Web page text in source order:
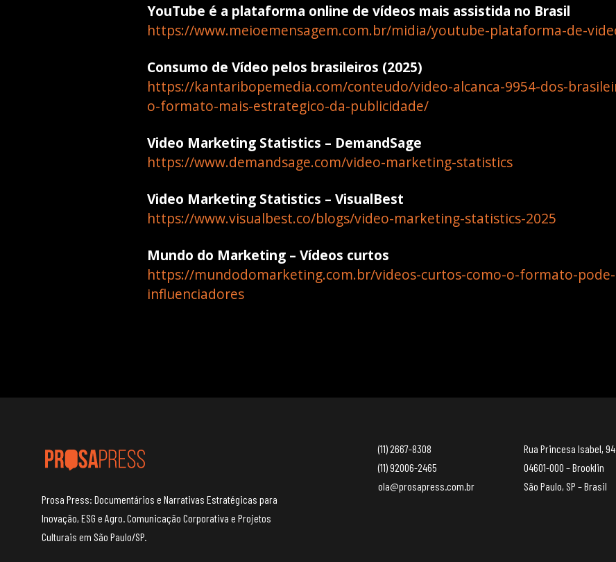
YouTube é a plataforma online de vídeos mais assistida no Brasil
https://www.meioemensagem.com.br/midia/youtube-plataforma-de-
Consumo de Vídeo pelos brasileiros (2025)
https://kantaribopemedia.com/conteudo/video-alcanca-9954-dos-
o-formato-mais-estrategico-da-publicidade/
Video Marketing Statistics – DemandSage
https://www.demandsage.com/video-marketing-statistics
Video Marketing Statistics – VisualBest
https://www.visualbest.co/blogs/video-marketing-statistics-2025
Mundo do Marketing – Vídeos curtos
https://mundodomarketing.com.br/videos-curtos-como-o-formato-
influenciadores
Prosa Press: Documentários e Narrativas Estratégicas para
Inovação, ESG e Agro. Comunicação Corporativa e Projetos
Culturais em São Paulo/SP.
(11) 2667-8308
(11) 92006-2465
ola@prosapress.com.br
Rua Princesa Isabel, 94
04601-000 – Brooklin
São Paulo, SP – Brasil